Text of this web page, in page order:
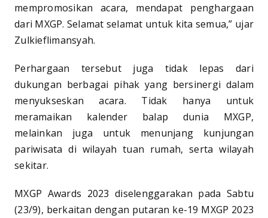
mempromosikan acara, mendapat penghargaan
dari MXGP. Selamat selamat untuk kita semua,” ujar
Zulkieflimansyah.
Perhargaan tersebut juga tidak lepas dari
dukungan berbagai pihak yang bersinergi dalam
menyukseskan acara. Tidak hanya untuk
meramaikan kalender balap dunia MXGP,
melainkan juga untuk menunjang kunjungan
pariwisata di wilayah tuan rumah, serta wilayah
sekitar.
MXGP Awards 2023 diselenggarakan pada Sabtu
(23/9), berkaitan dengan putaran ke-19 MXGP 2023